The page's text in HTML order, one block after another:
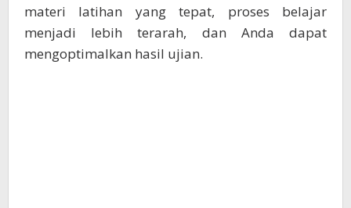
materi latihan yang tepat, proses belajar
menjadi lebih terarah, dan Anda dapat
mengoptimalkan hasil ujian.